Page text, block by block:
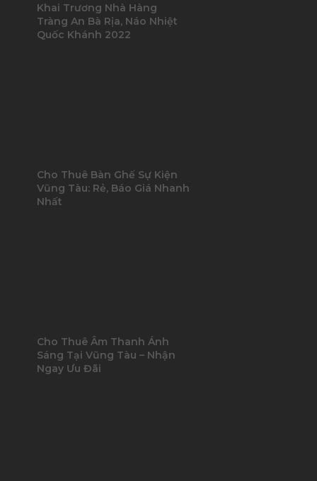
Khai Trương Nhà Hàng
Tràng An Bà Rịa, Náo Nhiệt
Quốc Khánh 2022
Cho Thuê Bàn Ghế Sự Kiện
Vũng Tàu: Rẻ, Báo Giá Nhanh
Nhất
Cho Thuê Âm Thanh Ánh
Sáng Tại Vũng Tàu – Nhận
Ngay Ưu Đãi